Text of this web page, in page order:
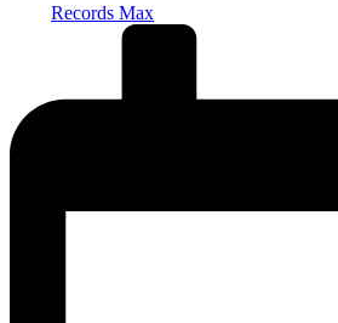
Records Max